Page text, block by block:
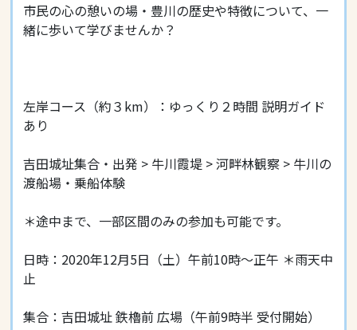
市民の心の憩いの場・豊川の歴史や特徴について、一
緒に歩いて学びませんか？
左岸コース（約３km）：ゆっくり２時間 説明ガイド
あり
吉田城址集合・出発 > 牛川霞堤 > 河畔林観察 > 牛川の
渡船場・乗船体験
＊途中まで、一部区間のみの参加も可能です。
日時：2020年12月5日（土）午前10時〜正午 ＊雨天中
止
集合：吉田城址 鉄櫓前 広場（午前9時半 受付開始）